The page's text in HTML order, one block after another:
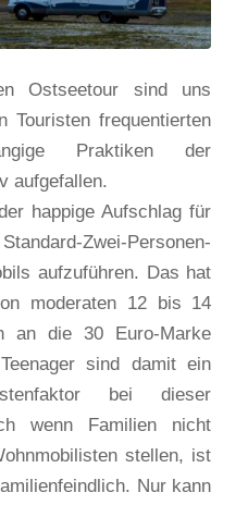
Ostseetour sind uns
frequentierten
Praktiken der
aufgefallen.
happige Aufschlag für
Zwei-Personen-
aufzuführen. Das hat
moderaten 12 bis 14
an die 30 Euro-Marke
sind damit ein
bei dieser
wenn Familien nicht
stellen, ist
Nur kann